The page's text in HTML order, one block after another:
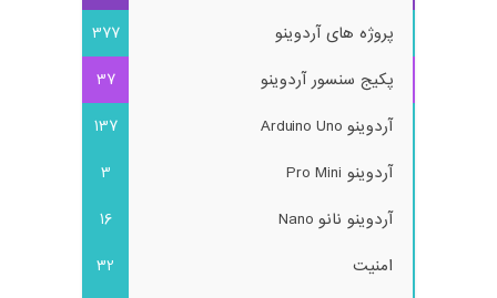
پروژه های آردوینو
377
پکیج سنسور آردوینو
37
آردوینو Arduino Uno
137
آردوینو Pro Mini
3
آردوینو نانو Nano
16
امنیت
32